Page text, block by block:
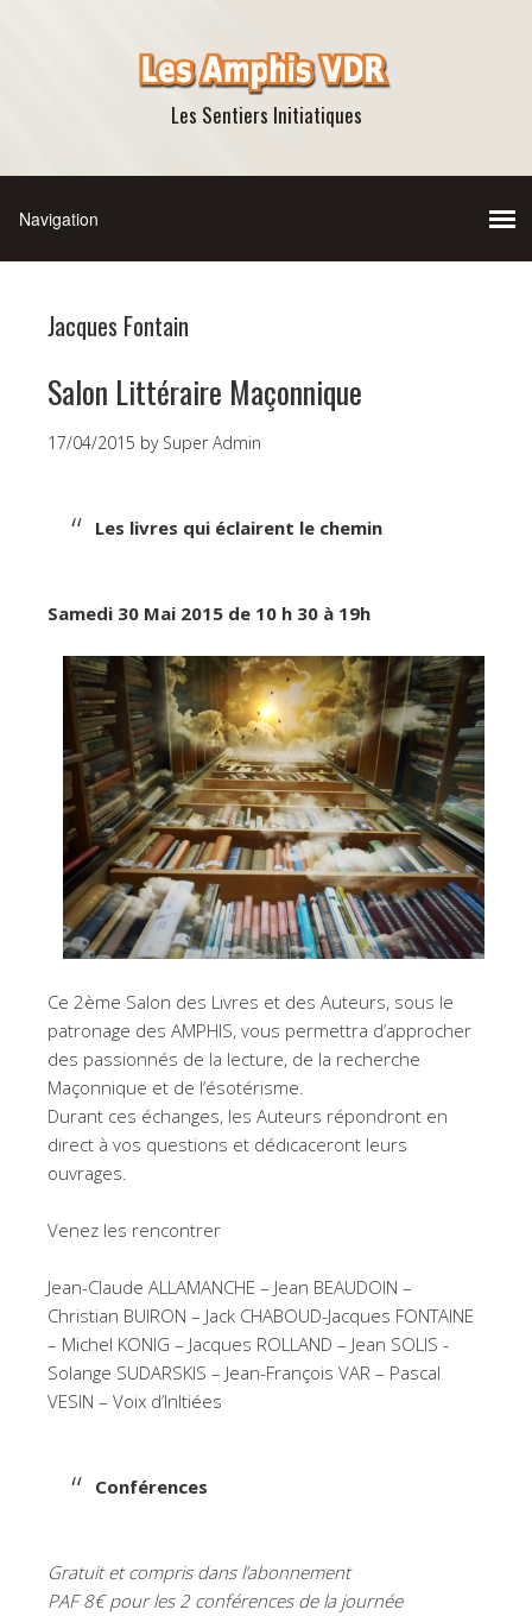
Les Sentiers Initiatiques
Jacques Fontain
Salon Littéraire Maçonnique
17/04/2015 by Super Admin
Les livres qui éclairent le chemin
Samedi 30 Mai 2015 de 10 h 30 à 19h
Ce 2ème Salon des Livres et des Auteurs, sous le
patronage des AMPHIS, vous permettra d’approcher
des passionnés de la lecture, de la recherche
Maçonnique et de l’ésotérisme.
Durant ces échanges, les Auteurs répondront en
direct à vos questions et dédicaceront leurs
ouvrages.
Venez les rencontrer
Jean-Claude ALLAMANCHE – Jean BEAUDOIN –
Christian BUIRON – Jack CHABOUD-Jacques FONTAINE
– Michel KONIG – Jacques ROLLAND – Jean SOLIS -
Solange SUDARSKIS – Jean-François VAR – Pascal
VESIN – Voix d’InItiées
Conférences
Gratuit et compris dans l’abonnement
PAF 8€ pour les 2 conférences de la journée